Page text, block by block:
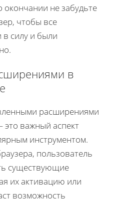
не забудьте
чтобы все
в силу и были
в
расширениями
это важный аспект
инструментом.
пользователь
существующие
их активацию или
возможность